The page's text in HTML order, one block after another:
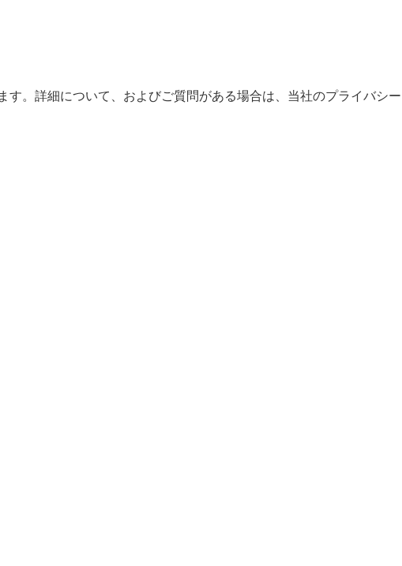
。詳細について、およびご質問がある場合は、当社のプライバシー